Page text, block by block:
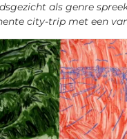
als genre
city-trip met een